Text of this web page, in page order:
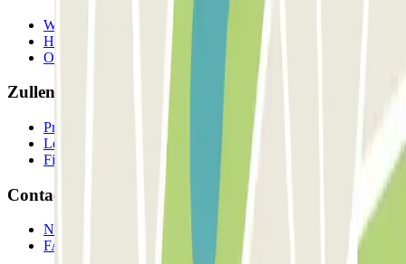
Wie we zijn
Hoe het werkt
Onze parkeergarages
Zullen we samenwerken?
Professionals
Leverancier parkeren
Filialen
Contact
Neem contact met ons op
FAQ